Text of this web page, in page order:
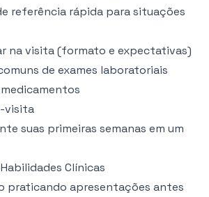
referência rápida para situações
na visita (formato e expectativas)
de exames laboratoriais
visita
suas primeiras semanas em um
Clínicas
praticando apresentações antes